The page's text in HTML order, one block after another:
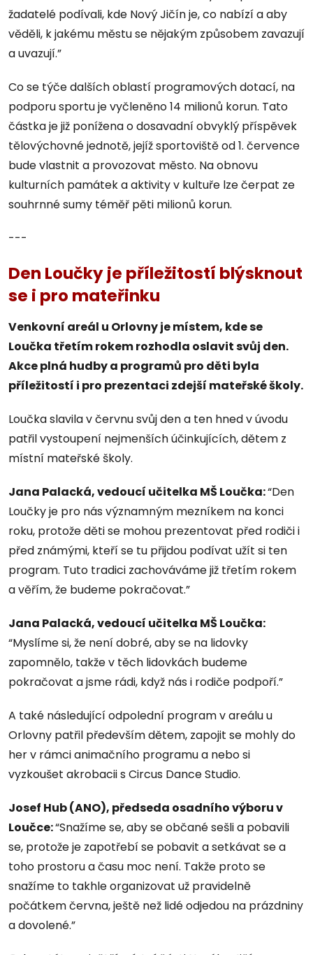
žadatelé podívali, kde Nový Jičín je, co nabízí a aby
věděli, k jakému městu se nějakým způsobem zavazují
a uvazují.”
Co se týče dalších oblastí programových dotací, na
podporu sportu je vyčleněno 14 milionů korun. Tato
částka je již ponížena o dosavadní obvyklý příspěvek
tělovýchovné jednotě, jejíž sportoviště od 1. července
bude vlastnit a provozovat město. Na obnovu
kulturních památek a aktivity v kultuře lze čerpat ze
souhrnné sumy téměř pěti milionů korun.
---
Den Loučky je příležitostí blýsknout
se i pro mateřinku
Venkovní areál u Orlovny je místem, kde se
Loučka třetím rokem rozhodla oslavit svůj den.
Akce plná hudby a programů pro děti byla
příležitostí i pro prezentaci zdejší mateřské školy.
Loučka slavila v červnu svůj den a ten hned v úvodu
patřil vystoupení nejmenších účinkujících, dětem z
místní mateřské školy.
Jana Palacká, vedoucí učitelka MŠ Loučka:“Den
Loučky je pro nás významným mezníkem na konci
roku, protože děti se mohou prezentovat před rodiči i
před známými, kteří se tu přijdou podívat užít si ten
program. Tuto tradici zachováváme již třetím rokem
a věřím, že budeme pokračovat.”
Jana Palacká, vedoucí učitelka MŠ Loučka:
“Myslíme si, že není dobré, aby se na lidovky
zapomnělo, takže v těch lidovkách budeme
pokračovat a jsme rádi, když nás i rodiče podpoří.”
A také následující odpolední program v areálu u
Orlovny patřil především dětem, zapojit se mohly do
her v rámci animačního programu a nebo si
vyzkoušet akrobacii s Circus Dance Studio.
Josef Hub (ANO), předseda osadního výboru v
Loučce:“Snažíme se, aby se občané sešli a pobavili
se, protože je zapotřebí se pobavit a setkávat se a
toho prostoru a času moc není. Takže proto se
snažíme to takhle organizovat už pravidelně
počátkem června, ještě než lidé odjedou na prázdniny
a dovolené.”